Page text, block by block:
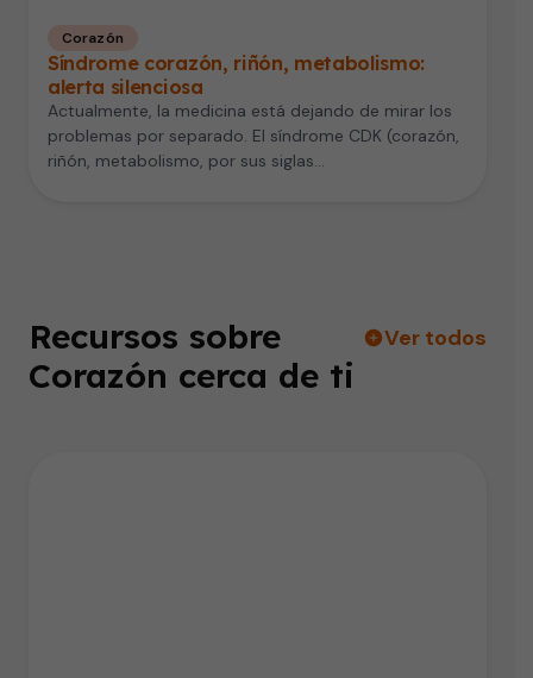
Corazón
Síndrome corazón, riñón, metabolismo:
alerta silenciosa
Actualmente, la medicina está dejando de mirar los
problemas por separado. El síndrome CDK (corazón,
riñón, metabolismo, por sus siglas…
Recursos sobre
Corazón cerca de ti
Ver todos